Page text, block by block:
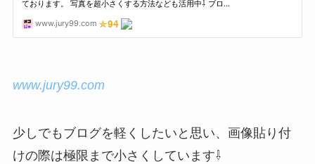
www.jury99.com
少しでもブログを軽くしたいと思い、画像貼り付
けの際は極限まで小さくしています⇩